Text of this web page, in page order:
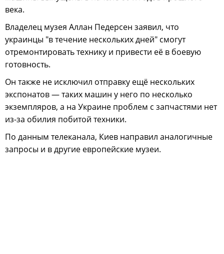
века.
Владелец музея Аллан Педерсен заявил, что
украинцы "в течение нескольких дней" смогут
отремонтировать технику и привести её в боевую
готовность.
Он также не исключил отправку ещё нескольких
экспонатов — таких машин у него по несколько
экземпляров, а на Украине проблем с запчастями нет
из-за обилия побитой техники.
По данным телеканала, Киев направил аналогичные
запросы и в другие европейские музеи.